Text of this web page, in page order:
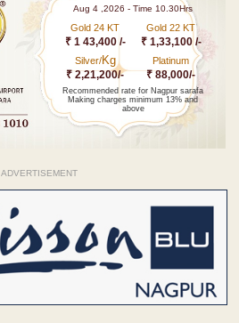
Aug 4 ,2026 - Time 10.30Hrs
Gold 24 KT
₹ 1 43,400 /-
Gold 22 KT
₹ 1,33,100 /-
Silver/Kg
₹ 2,21,200/-
Platinum
₹ 88,000/-
Recommended rate for Nagpur sarafa
Making charges minimum 13% and
above
ADVERTISEMENT